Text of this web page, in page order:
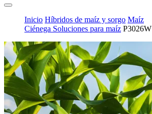
Inicio Híbridos de maíz y sorgo Maíz
Ciénega Soluciones para maíz P3026W